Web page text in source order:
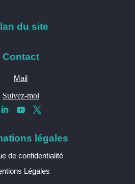
du site
Contact
Mail
Suivez-moi
légales
de confidentialité
Légales